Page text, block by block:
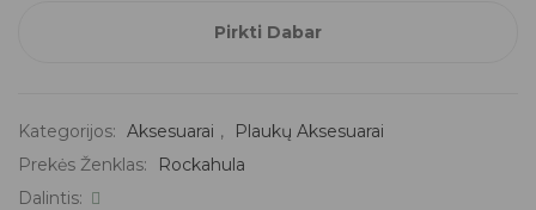
Pirkti Dabar
Kategorijos: Aksesuarai ,
Plaukų Aksesuarai
Prekės Ženklas:
Rockahula
Dalintis: